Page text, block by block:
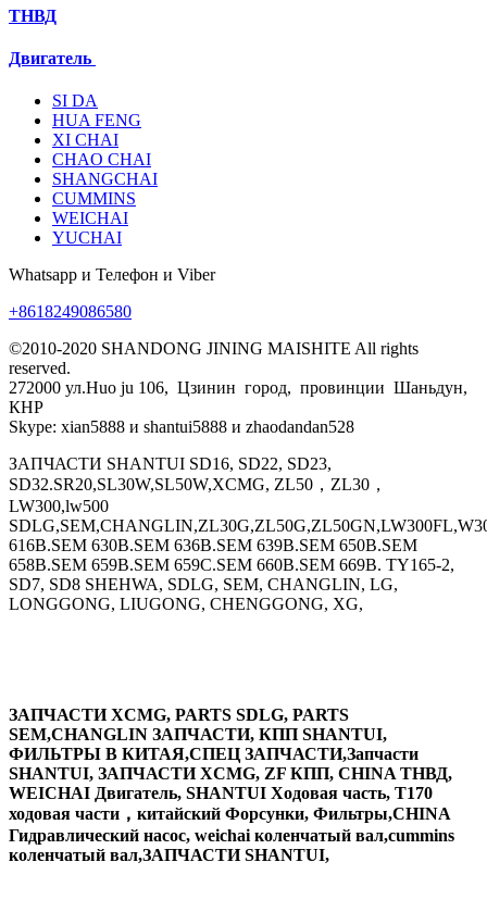
ТНВД
Двигатель
SI DA
HUA FENG
XI CHAI
CHAO CHAI
SHANGCHAI
CUMMINS
WEICHAI
YUCHAI
Whatsapp и Телефон и Viber
+8618249086580
©2010-2020 SHANDONG JINING MAISHITE All rights
reserved.
272000 ул.Huo ju 106, Цзинин город, провинции Шаньдун,
КНР
Skype: xian5888 и shantui5888 и zhaodandan528
ЗАПЧАСТИ SHANTUI SD16, SD22, SD23,
SD32.SR20,SL30W,SL50W,XCMG, ZL50，ZL30，
LW300,lw500
616B.SEM 630B.SEM 636B.SEM 639B.SEM 650B.SEM
658B.SEM 659B.SEM 659C.SEM 660B.SEM 669B. TY165-2,
SD7, SD8 SHEHWA, SDLG, SEM, CHANGLIN, LG,
LONGGONG, LIUGONG, CHENGGONG, XG,
ЗАПЧАСТИ XCMG, PARTS SDLG, PARTS
SEM,CHANGLIN ЗАПЧАСТИ, КПП SHANTUI,
ФИЛЬТРЫ В КИТАЯ,СПЕЦ ЗАПЧАСТИ,Запчасти
SHANTUI, ЗАПЧАСТИ XCMG, ZF КПП, CHINA ТНВД,
WEICHAI Двигатель, SHANTUI Ходовая часть, T170
ходовая части，китайский Форсунки, Фильтры,CHINA
Гидравлический насос, weichai коленчатый вал,cummins
коленчатый вал,ЗАПЧАСТИ SHANTUI,